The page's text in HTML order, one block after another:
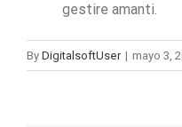
gestire amanti.
By DigitalsoftUser | mayo 3,